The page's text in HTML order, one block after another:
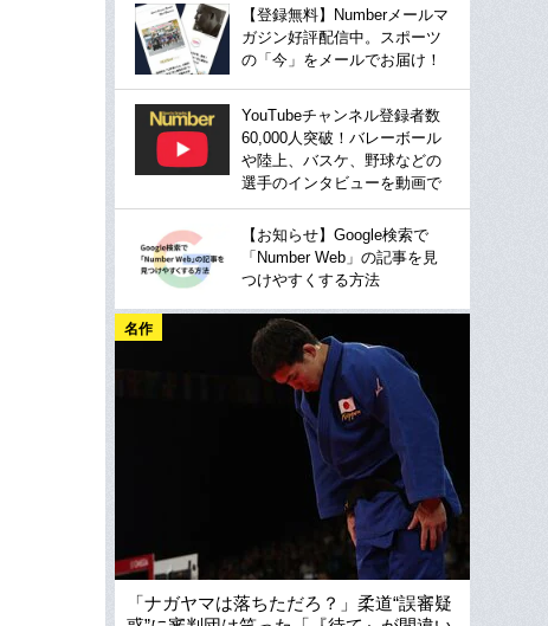
【登録無料】Numberメールマ
ガジン好評配信中。スポーツ
の「今」をメールでお届け！
YouTubeチャンネル登録者数
60,000人突破！バレーボール
や陸上、バスケ、野球などの
選手のインタビューを動画で
【お知らせ】Google検索で
「Number Web」の記事を見
つけやすくする方法
名作
「ナガヤマは落ちただろ？」柔道“誤審疑